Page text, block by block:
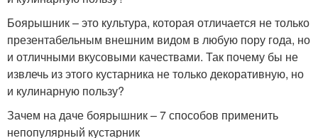
Боярышник – это культура, которая отличается не только
презентабельным внешним видом в любую пору года, но
и отличными вкусовыми качествами. Так почему бы не
извлечь из этого кустарника не только декоративную, но
и кулинарную пользу?
Зачем на даче боярышник – 7 способов применить
непопулярный кустарник